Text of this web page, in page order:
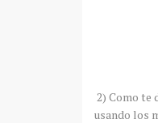
2) Como te
usando los